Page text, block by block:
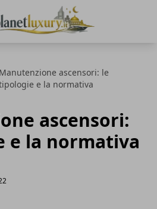
Manutenzione ascensori: le
e la normativa
ascensori:
e la normativa